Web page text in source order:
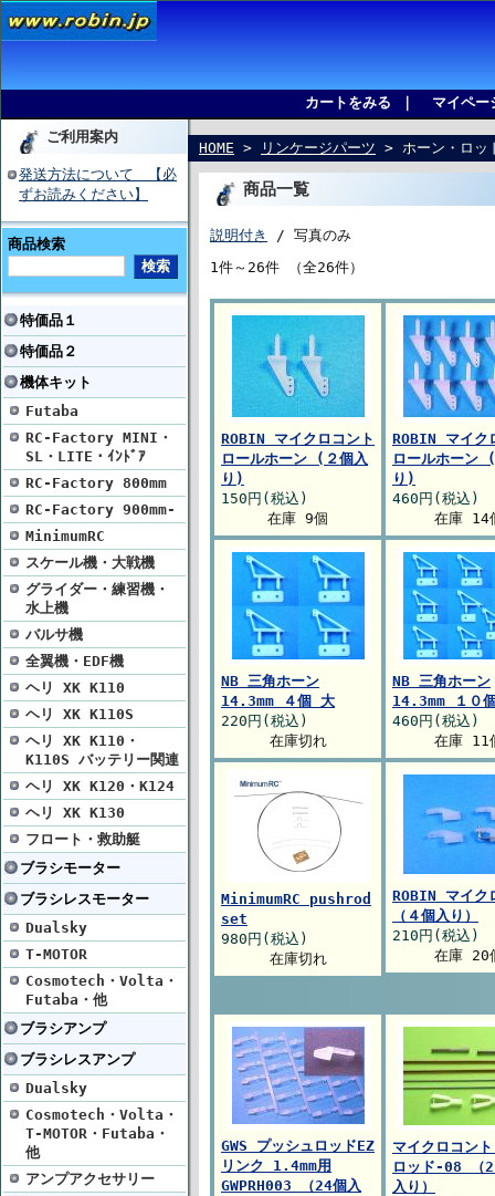
カートをみる マイペー
ご利用案内
発送方法について 【必
ずお読みください】
商品検索
特価品１
特価品２
機体キット
Futaba
RC-Factory MINI・
SL・LITE・ｲﾝﾄﾞｱ
RC-Factory 800mm
RC-Factory 900mm-
MinimumRC
スケール機・大戦機
グライダー・練習機・
水上機
バルサ機
全翼機・EDF機
ヘリ XK K110
ヘリ XK K110S
ヘリ XK K110・
K110S バッテリー関連
ヘリ XK K120・K124
ヘリ XK K130
フロート・救助艇
ブラシモーター
ブラシレスモーター
Dualsky
T-MOTOR
Cosmotech・Volta・
Futaba・他
ブラシアンプ
ブラシレスアンプ
Dualsky
Cosmotech・Volta・
T-MOTOR・Futaba・
他
アンプアクセサリー
HOME > リンケージパーツ > ホーン・ロッ
商品一覧
説明付き
/ 写真のみ
1件～26件 （全26件）
ROBIN マイクロコント
ロールホーン (２個入
り)
150円(税込)
在庫 9個
ROBIN マイク
ロールホーン
り)
460円(税込)
在庫 14
NB 三角ホーン
14.3mm ４個 大
220円(税込)
在庫切れ
NB 三角ホーン
14.3mm １０
460円(税込)
在庫 11
MinimumRC pushrod
set
980円(税込)
在庫切れ
ROBIN マイク
（４個入り）
210円(税込)
在庫 20
GWS プッシュロッドEZ
リンク 1.4mm用
GWPRH003 （24個入
マイクロコン
ロッド-08 （2
入り）